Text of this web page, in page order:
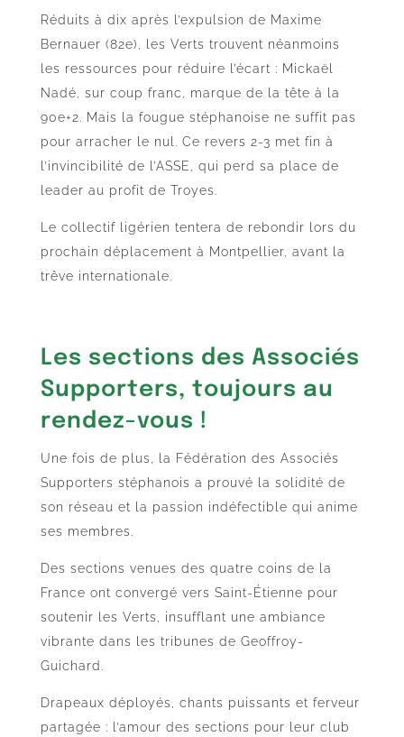
Réduits à dix après l’expulsion de Maxime
Bernauer (82e), les Verts trouvent néanmoins
les ressources pour réduire l’écart : Mickaël
Nadé, sur coup franc, marque de la tête à la
90e+2. Mais la fougue stéphanoise ne suffit pas
pour arracher le nul. Ce revers 2-3 met fin à
l’invincibilité de l’ASSE, qui perd sa place de
leader au profit de Troyes.
Le collectif ligérien tentera de rebondir lors du
prochain déplacement à Montpellier, avant la
trêve internationale.
Les sections des Associés
Supporters, toujours au
rendez-vous !
Une fois de plus, la Fédération des Associés
Supporters stéphanois a prouvé la solidité de
son réseau et la passion indéfectible qui anime
ses membres.
Des sections venues des quatre coins de la
France ont convergé vers Saint-Étienne pour
soutenir les Verts, insufflant une ambiance
vibrante dans les tribunes de Geoffroy-
Guichard.
Drapeaux déployés, chants puissants et ferveur
partagée : l’amour des sections pour leur club